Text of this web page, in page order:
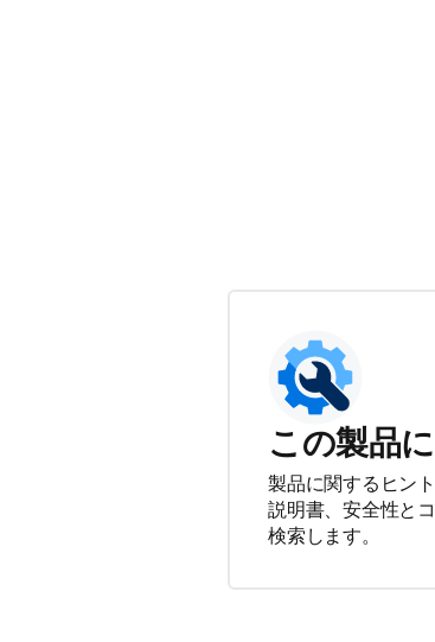
この製品
製品に関するヒン
説明書、安全性と
検索します。